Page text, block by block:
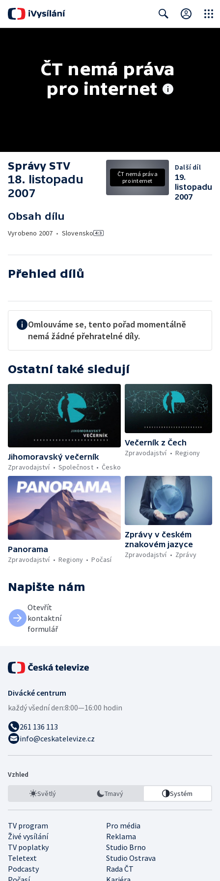
ČT nemá práva
pro internet
Správy STV
18. listopadu
2007
Obsah dílu
Vyrobeno 2007 • Slovensko
ČT nemá práva
pro internet
Další díl
19.
listopadu
2007
Přehled dílů
Omlouváme se, tento pořad momentálně
nemá žádné přehratelné díly.
Ostatní také sledují
Jihomoravský večerník
Zpravodajství
Společnost Česko
Večerník z Čech
Zpravodajství
Regiony
Panorama
Zpravodajství
Regiony Počasí
Zprávy v českém
znakovém jazyce
Zpravodajství
Zprávy
Napište nám
Otevřít
kontaktní
formulář
Divácké centrum
každý všední den:8:00—16:00 hodin
261 136 113
info@ceskatelevize.cz
Vzhled
Světlý Tmavý Systém
TV program
Pro média
Živé vysílání
Reklama
TV poplatky
Studio Brno
Teletext
Studio Ostrava
Podcasty
Rada ČT